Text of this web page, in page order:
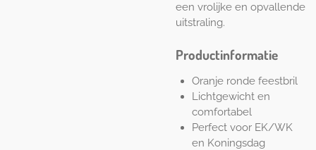
een vrolijke en opvallende
uitstraling.
Productinformatie
Oranje ronde feestbril
Lichtgewicht en
comfortabel
Perfect voor EK/WK
en Koningsdag